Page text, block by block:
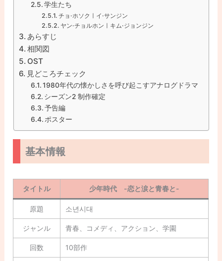
学生たち
チョ·ホソクㅣイ·サンジン
ヤン·チョルホンㅣキム·ジョンジン
あらすじ
相関図
OST
見どころチェック
1980年代の懐かしさを呼び起こすアナログドラマ
シーズン2 制作確定
予告編
ポスター
基本情報
タイトル 少年時代 -恋と涙と青春と-
原題 소년시대
ジャンル 青春、コメディ、アクション、学園
回数 10部作